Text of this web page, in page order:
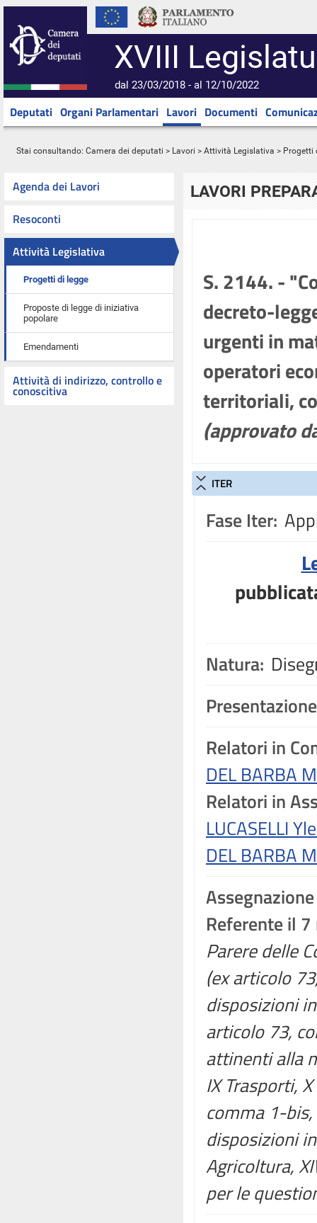
XVIII
dal 23/03/2018 - al 12/10/2022
Deputati Organi Parlamentari Lavori Documenti
Stai consultando: Camera dei deputati > Lavori > Attività Legislativa > Progetti
Agenda dei Lavori
Resoconti
Attività Legislativa
Progetti di legge
Proposte di legge di iniziativa
popolare
Emendamenti
Attività di indirizzo, controllo e
conoscitiva
LAVORI
S. 2144. -
decreto-
urgenti in
operatori
territoriali,
(approvato
ITER
Fase Iter:
Natura:
Relatori in
DEL BARBA
Relatori in
LUCASELLI
DEL BARBA
Assegnazione
Referente il
Parere delle
(ex articolo
disposizioni
articolo 73,
attinenti alla
IX Trasporti,
comma 1-
disposizioni
Agricoltura,
per le